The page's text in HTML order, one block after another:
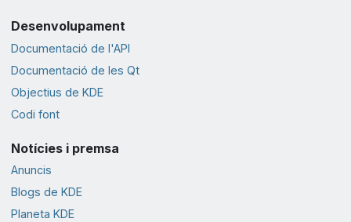
Desenvolupament
Documentació de l'API
Documentació de les Qt
Objectius de KDE
Codi font
Notícies i premsa
Anuncis
Blogs de KDE
Planeta KDE